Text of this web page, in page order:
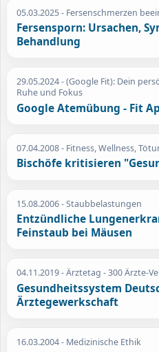
05.03.2025- Fersenschmerzen
Fersensporn: Ursachen,
Behandlung
29.05.2024- (Google Fit): Dein
Ruhe und Fokus
Google Atemübung - Fit
07.04.2008- Fitness, Wellness,
Bischöfe kritisieren
15.08.2006- Staubbelastungen
Entzündliche
Feinstaub bei Mäusen
04.11.2019- Ärztetag - 300 Ärzte-
Gesundheitssystem
Ärztegewerkschaft
16.03.2004- Medizinische Ethik